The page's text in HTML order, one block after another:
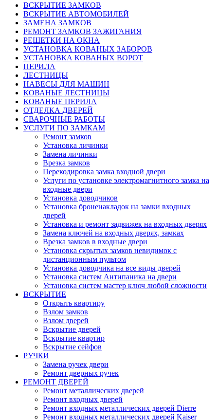
ВСКРЫТИЕ ЗАМКОВ
ВСКРЫТИЕ АВТОМОБИЛЕЙ
ЗАМЕНА ЗАМКОВ
РЕМОНТ ЗАМКОВ ЗАЖИГАНИЯ
РЕШЕТКИ НА ОКНА
УСТАНОВКА КОВАНЫХ ЗАБОРОВ
УСТАНОВКА КОВАНЫХ ВОРОТ
ПЕРИЛА
ЛЕСТНИЦЫ
НАВЕСЫ ДЛЯ МАШИН
КОВАНЫЕ ЛЕСТНИЦЫ
КОВАНЫЕ ПЕРИЛА
ОТДЕЛКА ДВЕРЕЙ
СВАРОЧНЫЕ РАБОТЫ
УСЛУГИ ПО ЗАМКАМ
Ремонт замков
Установка личинки
Замена личинки
Врезка замков
Перекодировка замка входной двери
Услуги по установке электромагнитного замка на
входные двери
Установка доводчиков
Установка броненакладок на замки входных
дверей
Установка и ремонт задвижек на входных дверях
Замена ключей на входных дверях, замках
Врезка замков в входные двери
Установка скрытых замков невидимок с
дистанционным пультом
Установка доводчика на все виды дверей
Установка систем Антипаника на двери
Установка систем мастер ключ любой сложности
ВСКРЫТИЕ
Открыть квартиру
Взлом замков
Взлом дверей
Вскрытие дверей
Вскрытие квартир
Вскрытие сейфов
РУЧКИ
Замена ручек двери
Ремонт дверных ручек
РЕМОНТ ДВЕРЕЙ
Ремонт металлических дверей
Ремонт входных дверей
Ремонт входных металлических дверей Dierre
Ремонт входных металлических дверей Kaiser